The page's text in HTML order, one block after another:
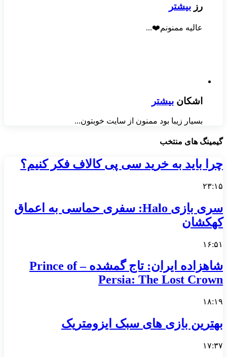
رز بیشتر
عالیه ممنونم❤️...
اشکان بیشتر
بسیار زیبا بود ممنون از سایت خوبتون...
گیمینگ های منتخب
چرا باید به خرید سی پی کالاف فکر کنیم؟
۲۳:۱۵
سری بازی Halo: سفری حماسی به اعماق
کهکشان
۱۶:۵۱
شاهزاده ایران: تاج گمشده – Prince of
Persia: The Lost Crown
۱۸:۱۹
بهترین بازی های سبک ایزومتریک
۱۷:۳۷